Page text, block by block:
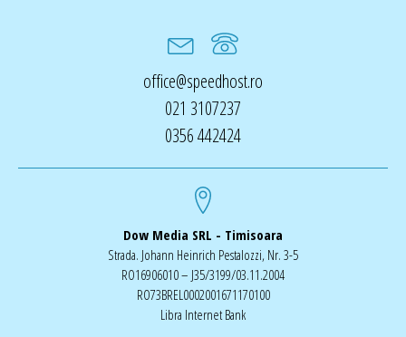
office@speedhost.ro
021 3107237
0356 442424
Dow Media SRL - Timisoara
Strada. Johann Heinrich Pestalozzi, Nr. 3-5
RO16906010 – J35/3199/03.11.2004
RO73BREL0002001671170100
Libra Internet Bank